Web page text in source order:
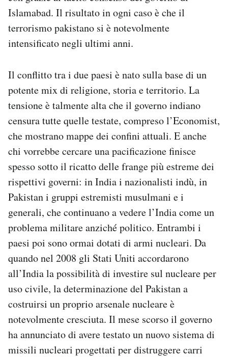
Islamabad. Il risultato in ogni caso è che il
terrorismo pakistano si è notevolmente
intensificato negli ultimi anni.
Il conflitto tra i due paesi è nato sulla base di un
potente mix di religione, storia e territorio. La
tensione è talmente alta che il governo indiano
censura tutte quelle testate, compreso l’Economist,
che mostrano mappe dei confini attuali. E anche
chi vorrebbe cercare una pacificazione finisce
spesso sotto il ricatto delle frange più estreme dei
rispettivi governi: in India i nazionalisti indù, in
Pakistan i gruppi estremisti musulmani e i
generali, che continuano a vedere l’India come un
problema militare anziché politico. Entrambi i
paesi poi sono ormai dotati di armi nucleari. Da
quando nel 2008 gli Stati Uniti accordarono
all’India la possibilità di investire sul nucleare per
uso civile, la determinazione del Pakistan a
costruirsi un proprio arsenale nucleare è
notevolmente cresciuta. Il mese scorso il governo
ha annunciato di avere testato un nuovo sistema di
missili nucleari progettati per distruggere carri